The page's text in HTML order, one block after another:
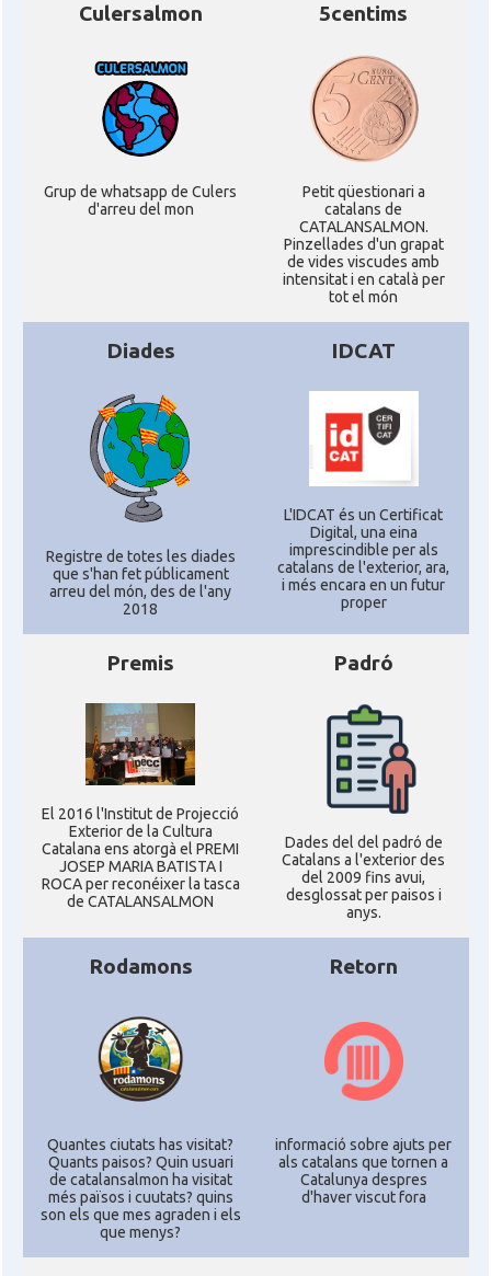
CAMON Catalans a VIRGINIA
CAMON Catalans a WASHINGTON DC
CAMON Catalans a WISCONSIN
CAMON Catalans a WYOMING
American Institute for Catalan
Studies (AICS)
Casal Casal Català de Minnesota
Casal Casal Català del Nord de Califòrnia
Casal dels Països Catalans a
Califòrnia
Casal Catalan Institute of America
Casal Fundació Paulí Bellet
Casal
North American Catalan Society
Acció ACCIÓ a Austin
Acció Acció a New York
Acció ACCIÓ a Silicon Valley
Acció Acció a Washington DC
Acció ACCIÓ Miami
Delegació del Govern als Estats
Delegació
Delegació del Govern als Estats
Units i Canadà (Washington)
Culersalmon
Grup de whatsapp de Culers
d'arreu del mon
5centims
Petit qüestionari a
catalans de
CATALANSALMON.
Pinzellades d'un grapat
de vides viscudes amb
intensitat i en català per
tot el món
Diades
Registre de totes les diades
que s'han fet públicament
arreu del món, des de l'any
2018
IDCAT
L'IDCAT és un Certificat
Digital, una eina
imprescindible per als
catalans de l'exterior, ara,
i més encara en un futur
proper
Premis
El 2016 l'Institut de Projecció
Exterior de la Cultura
Catalana ens atorgà el PREMI
JOSEP MARIA BATISTA I
ROCA per reconéixer la tasca
de CATALANSALMON
Padró
Dades del del padró de
Catalans a l'exterior des
del 2009 fins avui,
desglossat per paisos i
anys.
Rodamons
Quantes ciutats has visitat?
Quants paisos? Quin usuari
de catalansalmon ha visitat
més països i cuutats? quins
son els que mes agraden i els
que menys?
Retorn
informació sobre ajuts per
als catalans que tornen a
Catalunya despres
d'haver viscut fora